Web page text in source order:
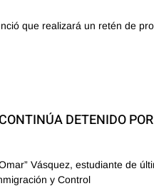
que realizará un retén de
DETENIDO
Vásquez, estudiante de
y Control